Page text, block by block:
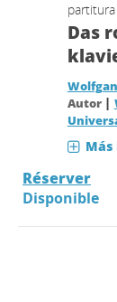
Das
Autor |
Réserver
Disponible